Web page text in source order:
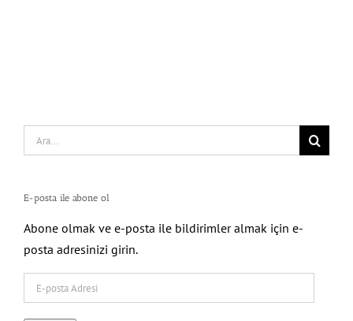
Search
for:
E-posta ile abone ol
Abone olmak ve e-posta ile bildirimler almak için e-
posta adresinizi girin.
posta